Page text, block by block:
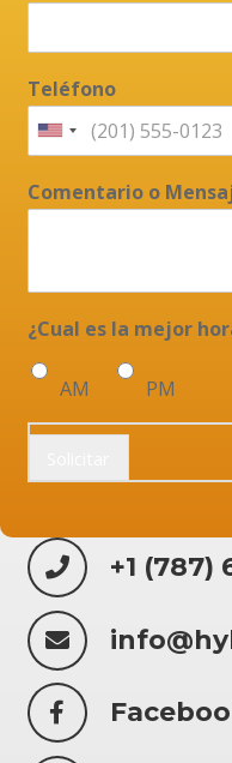
Teléfono
Comentario o
¿Cual es la mejor
AM PM
+1 (787)